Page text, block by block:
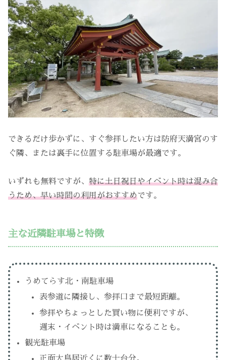
できるだけ歩かずに、すぐ参拝したい方は防府天満宮のす
ぐ隣、または裏手に位置する駐車場が最適です。
いずれも無料ですが、 特に土日祝日やイベント時は混み合
うため、早い時間の利用がおすすめです。
主な近隣駐車場と特徴
うめてらす北・南駐車場
表参道に隣接し、参拝口まで最短距離。
参拝やちょっとした買い物に便利ですが、
週末・イベント時は満車になることも。
観光駐車場